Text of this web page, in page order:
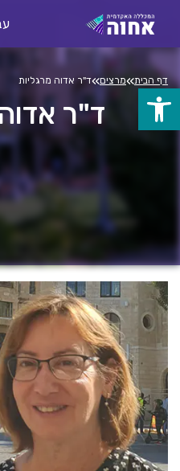
פתח
סרגל
התוכן
דף הבית»מרצים»ד"ר אדוה מרגליות
ד"ר